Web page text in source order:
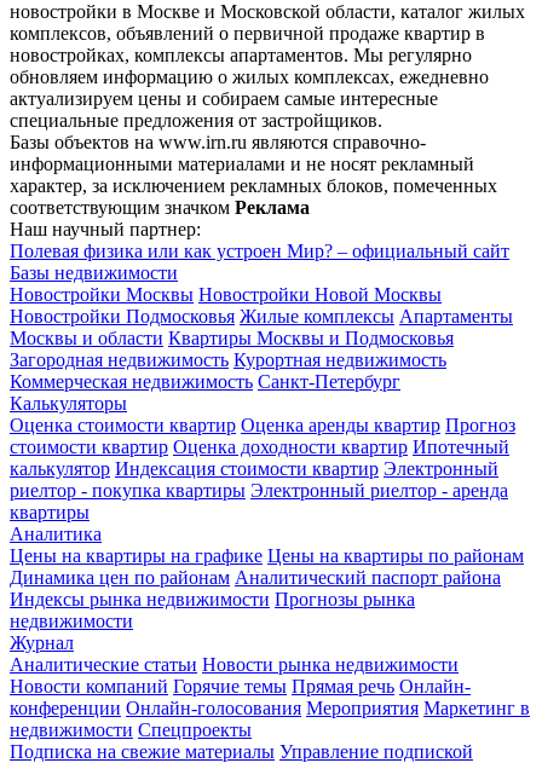
новостройки в Москве и Московской области, каталог жилых
комплексов, объявлений о первичной продаже квартир в
новостройках, комплексы апартаментов. Мы регулярно
обновляем информацию о жилых комплексах, ежедневно
актуализируем цены и собираем самые интересные
специальные предложения от застройщиков.
Базы объектов на www.irn.ru являются справочно-
информационными материалами и не носят рекламный
характер, за исключением рекламных блоков, помеченных
соответствующим значком Реклама
Наш научный партнер:
Полевая физика или как устроен Мир? – официальный сайт
Базы недвижимости
Новостройки Москвы Новостройки Новой Москвы
Новостройки Подмосковья Жилые комплексы Апартаменты
Москвы и области Квартиры Москвы и Подмосковья
Загородная недвижимость Курортная недвижимость
Коммерческая недвижимость Санкт-Петербург
Калькуляторы
Оценка стоимости квартир Оценка аренды квартир Прогноз
стоимости квартир Оценка доходности квартир Ипотечный
калькулятор Индексация стоимости квартир Электронный
риелтор - покупка квартиры Электронный риелтор - аренда
квартиры
Аналитика
Цены на квартиры на графике Цены на квартиры по районам
Динамика цен по районам Аналитический паспорт района
Индексы рынка недвижимости Прогнозы рынка
недвижимости
Журнал
Аналитические статьи Новости рынка недвижимости
Новости компаний Горячие темы Прямая речь Онлайн-
конференции Онлайн-голосования Мероприятия Маркетинг в
недвижимости Спецпроекты
Подписка на свежие материалы Управление подпиской